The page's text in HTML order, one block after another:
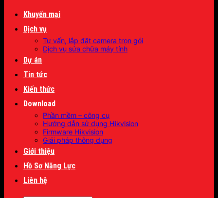
Khuyến mại
Dịch vụ
Tư vấn, lắp đặt camera trọn gói
Dịch vụ sửa chữa máy tính
Dự án
Tin tức
Kiến thức
Download
Phần mềm – công cụ
Hướng dẫn sử dụng Hikvision
Firmware Hikvision
Giải pháp thông dụng
Giới thiệu
Hồ Sơ Năng Lực
Liên hệ